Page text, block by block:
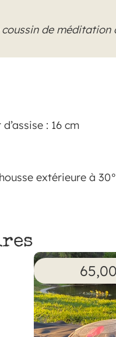
coussin de
: 16 cm
extérieure à
65,00